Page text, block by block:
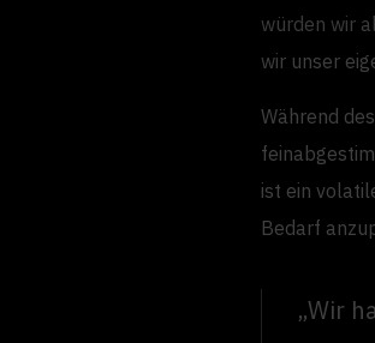
würden wir
wir unser
Während
ist ein
Bedarf
„Wir